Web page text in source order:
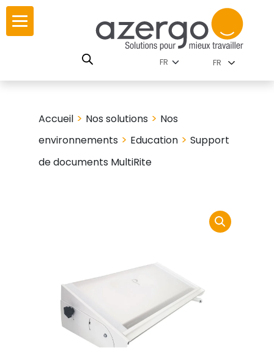
Skip
content
par famille
solutions...
Vie
FR
Accueil > Nos solutions > Nos
environnements > Education >Support
de documents MultiRite